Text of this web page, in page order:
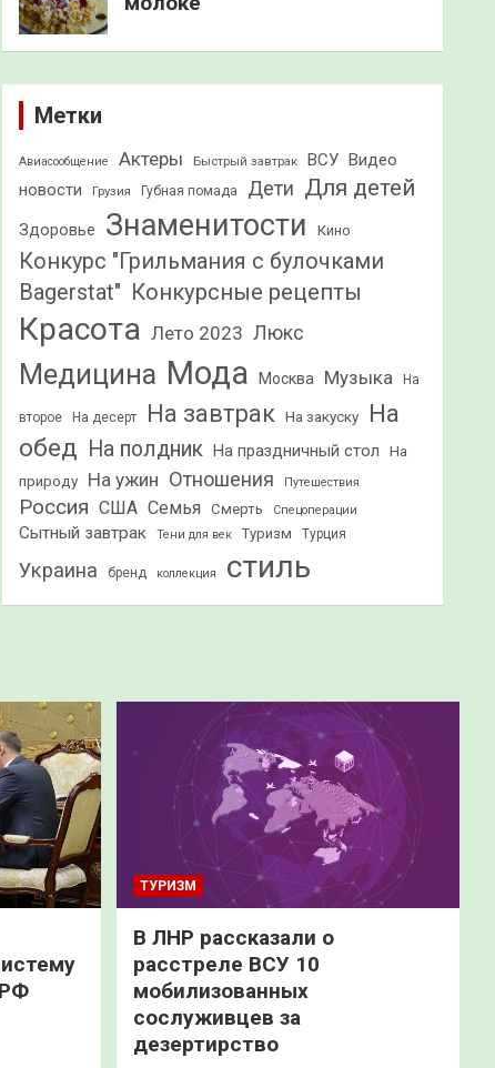
Метки
Авиасообщение Актеры Быстрый завтрак ВСУ Видео
новости
Грузия Губная помада Дети Для детей
Здоровье Знаменитости Кино
Конкурс "Грильмания с булочками
Bagerstat" Конкурсные рецепты
Красота Лето 2023 Люкс
Медицина Мода Москва Музыка На
второе На десерт На завтрак На закуску
На
обед На полдник На праздничный стол
На
природу
На ужин Отношения Путешествия
Россия США Семья Смерть Спецоперации
Сытный завтрак Тени для век Туризм Турция
Украина бренд коллекция стиль
РФ
ТУРИЗМ
В ЛНР рассказали о
расстреле ВСУ 10
мобилизованных
сослуживцев за
дезертирство